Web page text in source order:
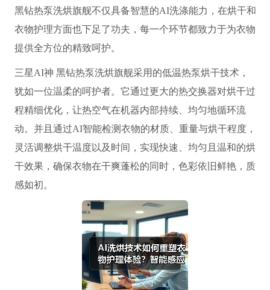
黑钻热泵洗烘旗舰不仅具备智慧的AI洗涤能力，在烘干和
衣物护理方面也下足了功夫，每一个环节都致力于为衣物
提供全方位的精致呵护。
三星AI神 黑钻热泵洗烘旗舰采用的低温热泵烘干技术，
犹如一位温柔的呵护者。它通过更大的热交换器对烘干过
程精细优化，让热空气在机器内部持续、均匀地循环流
动。并且通过AI智能检测衣物的材质、重量与烘干程度，
灵活调整烘干温度以及时间，实现快速、均匀且温和的烘
干效果，确保衣物在干爽蓬松的同时，色彩依旧鲜艳，质
感如初。